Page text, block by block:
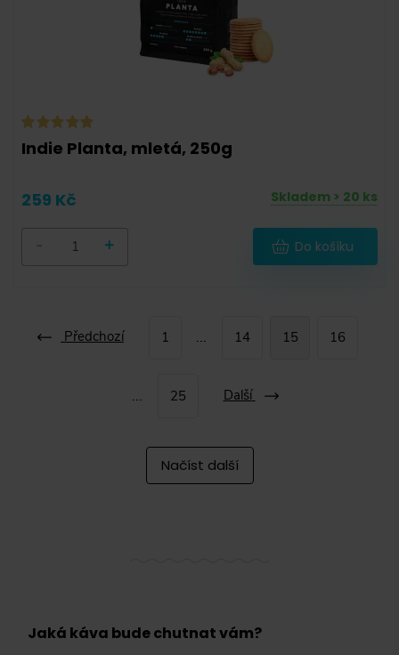
Indie Planta, mletá, 250g
259 Kč Skladem > 20 ks
+ Do košíku
Předchozí 1 ... 14 15 16
... 25 Další
Načíst další
Jaká káva bude chutnat vám?